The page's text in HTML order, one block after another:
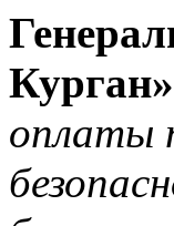
оплаты